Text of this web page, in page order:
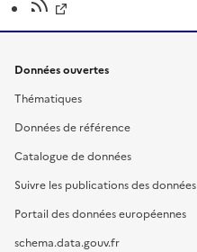
Données ouvertes
Thématiques
Données de référence
Catalogue de données
Suivre les publications des données
Portail des données européennes
schema.data.gouv.fr